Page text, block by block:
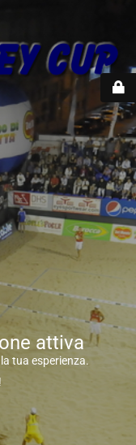
attiva
tua esperienza.